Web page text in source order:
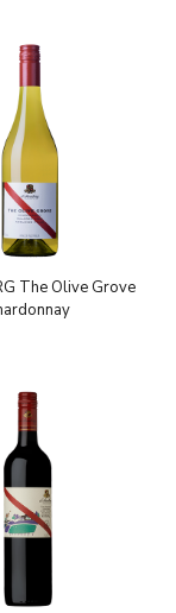
The Olive Grove